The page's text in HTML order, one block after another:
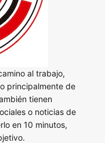
al trabajo,
principalmente de
tienen
o noticias de
en 10 minutos,